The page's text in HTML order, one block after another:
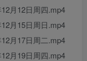
月12日周四.mp4
月15日周日.mp4
月17日周二.mp4
月19日周四.mp4